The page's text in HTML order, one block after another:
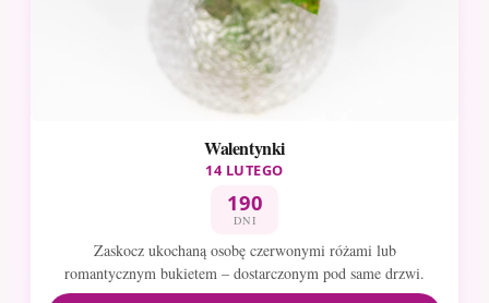
Walentynki
14 LUTEGO
190
DNI
Zaskocz ukochaną osobę czerwonymi różami lub
romantycznym bukietem – dostarczonym pod same drzwi.